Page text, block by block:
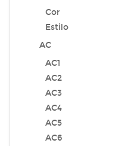
Cor
Estilo
AC
AC1
AC2
AC3
AC4
AC5
AC6